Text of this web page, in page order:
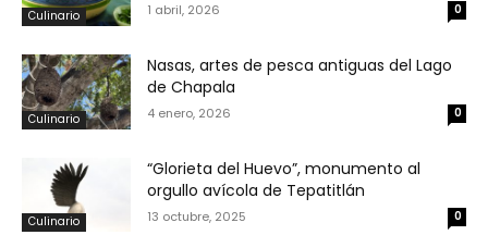
Culinario 1 abril, 2026 0
Culinario
Nasas, artes de pesca antiguas del Lago
de Chapala
4 enero, 2026 0
Culinario
“Glorieta del Huevo”, monumento al
orgullo avícola de Tepatitlán
13 octubre, 2025 0